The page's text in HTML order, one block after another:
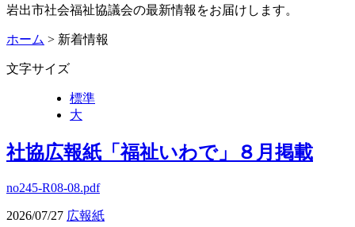
岩出市社会福祉協議会の最新情報をお届けします。
ホーム > 新着情報
文字サイズ
標準
大
社協広報紙「福祉いわで」８月掲載
no245-R08-08.pdf
2026/07/27 広報紙